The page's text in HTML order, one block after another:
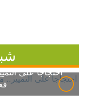
احتجاجاً على